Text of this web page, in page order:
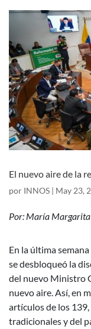
El nuevo aire de la
por INNOS | May 23,
Por: María
En la última
se desbloqueó la
del nuevo Ministro
nuevo aire. Así, en
artículos de los
tradicionales y del